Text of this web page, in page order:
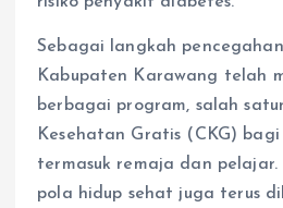
Sebagai langkah
Kabupaten Karawang telah
berbagai program, salah
Kesehatan Gratis (CKG)
termasuk remaja dan pelajar.
pola hidup sehat juga terus